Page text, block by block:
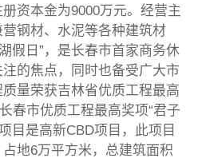
资本金为9000万元。经营主
钢材、水泥等各种建筑材
假日”，是长春市首家商务休
的焦点，同时也备受广大市
量荣获吉林省优质工程最高
春市优质工程最高奖项“君子
目是高新CBD项目，此项目
地6万平方米，总建筑面积